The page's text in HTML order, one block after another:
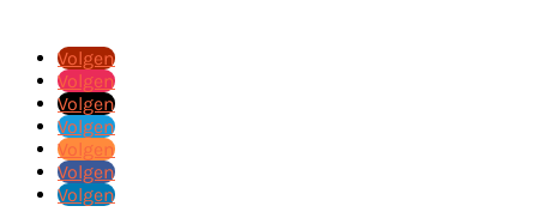
Volgen
Volgen
Volgen
Volgen
Volgen
Volgen
Volgen